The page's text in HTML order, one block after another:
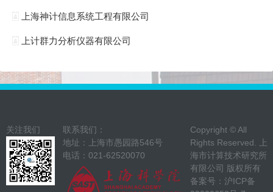
上海神计信息系统工程有限公司
上计群力分析仪器有限公司
关注我们
联系我们：
地址：上海市愚园路546号
电话：021-62520070
Copyright © All
Rights Reserved. 上
海市计算技术研究所
有限公司 版权所有
备案号： 沪ICP备